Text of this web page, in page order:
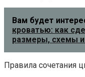
Вам будет
кроватью: как
размеры, схемы
Правила сочетания